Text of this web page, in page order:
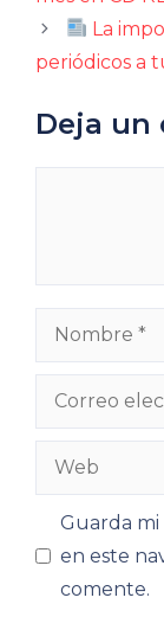
La
periódicos a
Deja un
Nombre
Correo
Web
Guarda
en este
comente.